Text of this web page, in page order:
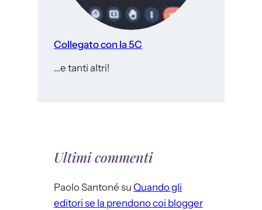
Collegato con la 5C
…e tanti altri!
Ultimi commenti
Paolo Santoné su Quando gli
editori se la prendono coi blogger